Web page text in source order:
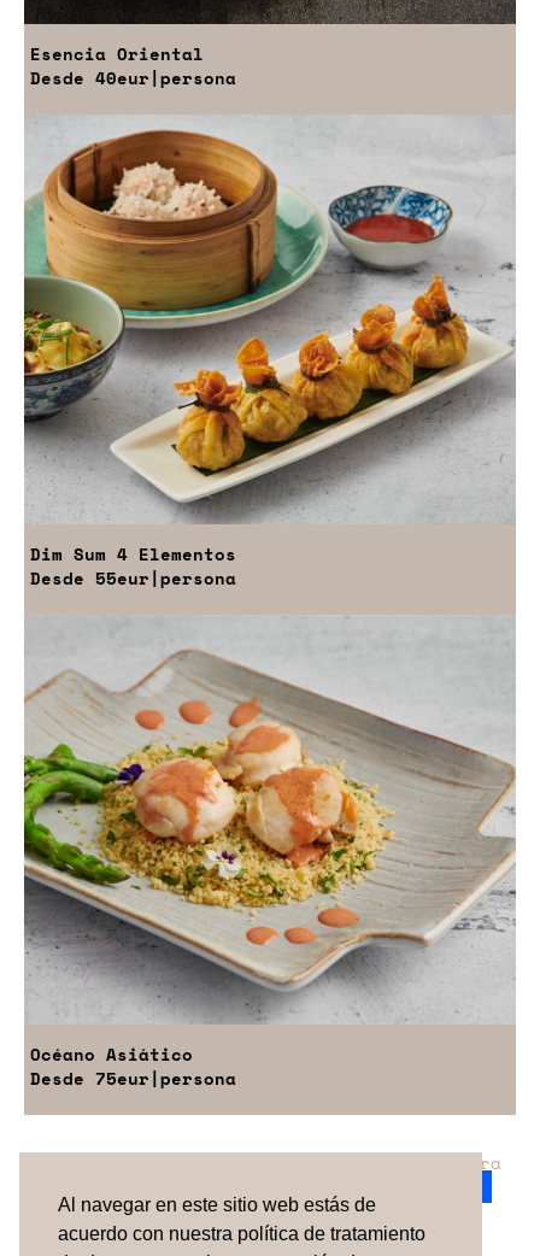
Al navegar en este sitio web estás de
acuerdo con nuestra política de tratamiento
Esencia Oriental
Desde 40eur|persona
Dim Sum 4 Elementos
Desde 55eur|persona
Océano Asiático
Desde 75eur|persona
¿No has encontrado el servicio perfecto para